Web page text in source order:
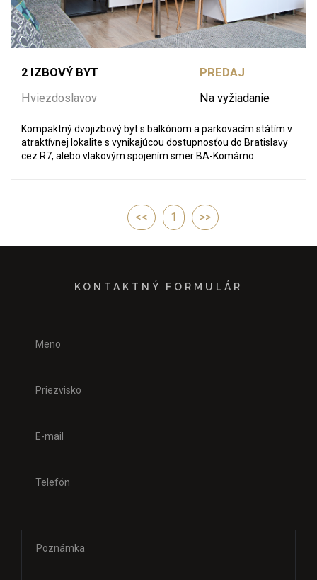
2 IZBOVÝ BYT
Hviezdoslavov
PREDAJ
Na vyžiadanie
Kompaktný dvojizbový byt s balkónom a parkovacím státím v
atraktívnej lokalite s vynikajúcou dostupnosťou do Bratislavy
cez R7, alebo vlakovým spojením smer BA-Komárno.
<< 1 >>
KONTAKTNÝ FORMULÁR